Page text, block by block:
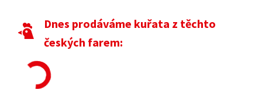
Dnes prodáváme kuřata z těchto
českých farem: